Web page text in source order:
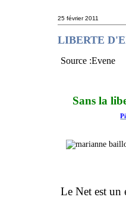
25 février 2011
LIBERTE
Source :Evene
Sans la
Le Net est un